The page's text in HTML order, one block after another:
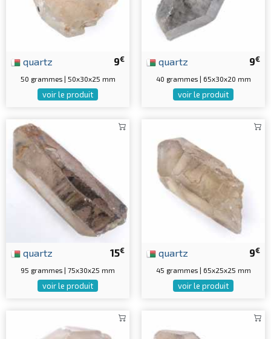
9€
quartz
50 grammes | 50x30x25 mm
voir le produit
9€
quartz
40 grammes | 65x30x20 mm
voir le produit
15€
quartz
95 grammes | 75x30x25 mm
voir le produit
9€
quartz
45 grammes | 65x25x25 mm
voir le produit